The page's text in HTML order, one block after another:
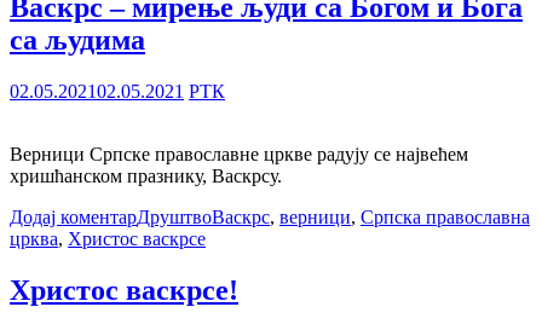
Васкрс – мирење људи са Богом и Бога
са људима
02.05.202102.05.2021 РТК
Верници Српске православне цркве радују се највећем
хришћанском празнику, Васкрсу.
Додај коментарДруштвоВаскрс, верници, Српска православна
црква, Христос васкрсе
Христос васкрсе!